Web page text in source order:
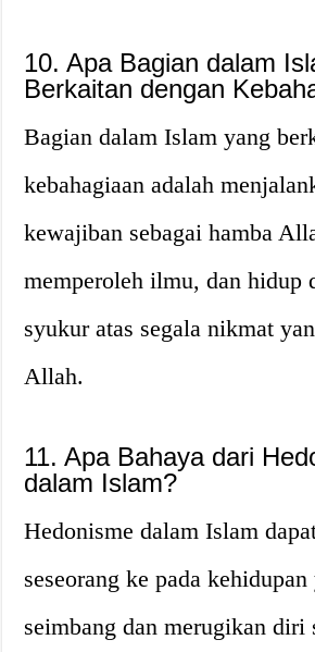
10. Apa Bagian dalam
Berkaitan dengan
Bagian dalam Islam yang
kebahagiaan adalah
kewajiban sebagai hamba
memperoleh ilmu, dan hidup
syukur atas segala nikmat
Allah.
11. Apa Bahaya dari
dalam Islam?
Hedonisme dalam Islam
seseorang ke pada
seimbang dan merugikan diri